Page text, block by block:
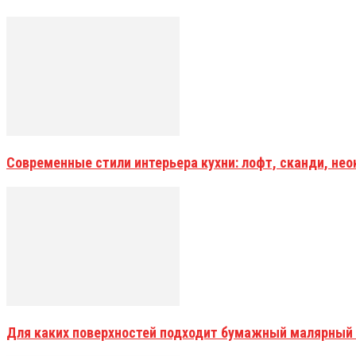
Современные стили интерьера кухни: лофт, сканди,
Для каких поверхностей подходит бумажный малярный